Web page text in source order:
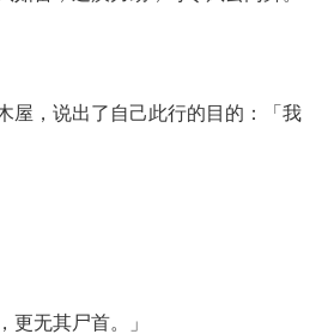
，说出了自己此行的目的：「我
无其尸首。」